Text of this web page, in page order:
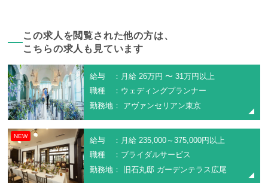
この求人を閲覧された他の方は、
こちらの求人も見ています
給与 ：月給 26万円 〜 31万円以上
職種 ：ウェディングプランナー
勤務地： アヴァンセリアン東京
NEW
給与 ：月給 235,000～375,000円以上
職種 ：ブライダルサービス
勤務地： 旧石丸邸 ガーデンテラス広尾